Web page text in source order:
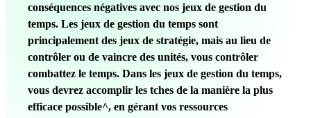
conséquences négatives avec nos jeux de gestion du
temps. Les jeux de gestion du temps sont
principalement des jeux de stratégie, mais au lieu de
contrôler ou de vaincre des unités, vous contrôler
combattez le temps. Dans les jeux de gestion du temps,
vous devrez accomplir les tches de la manière la plus
efficace possible^, en gérant vos ressources